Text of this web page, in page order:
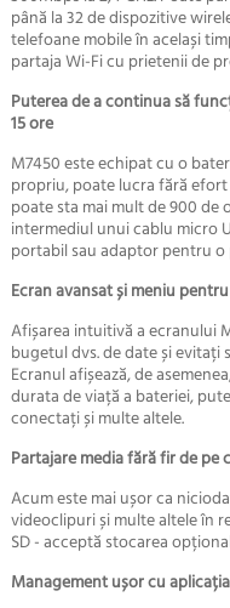
până la 32 de dispozitive
telefoane mobile în același
partaja Wi-Fi cu prietenii de
Puterea de a continua să
15 ore
M7450 este echipat cu o
propriu, poate lucra fără efort
poate sta mai mult de 900 de
intermediul unui cablu micro
portabil sau adaptor pentru
Ecran avansat și meniu
Afișarea intuitivă a ecranului
bugetul dvs. de date și evitați
Ecranul afișează, de
durata de viață a bateriei,
conectați și multe altele.
Partajare media fără fir de pe
Acum este mai ușor ca
videoclipuri și multe altele în
SD - acceptă stocarea
Management ușorcu